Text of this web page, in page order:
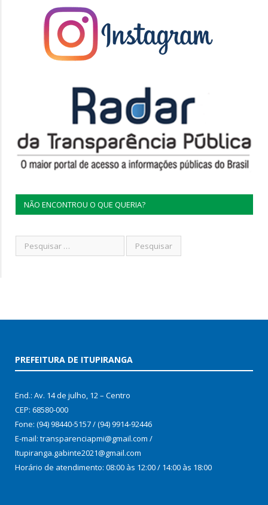
NÃO ENCONTROU O QUE QUERIA?
PREFEITURA DE ITUPIRANGA
End.: Av. 14 de julho, 12 – Centro
CEP: 68580-000
Fone: (94) 98440-5157 / (94) 9914-92446
E-mail: transparenciapmi@gmail.com /
Itupiranga.gabinte2021@gmail.com
Horário de atendimento: 08:00 às 12:00 / 14:00 às 18:00